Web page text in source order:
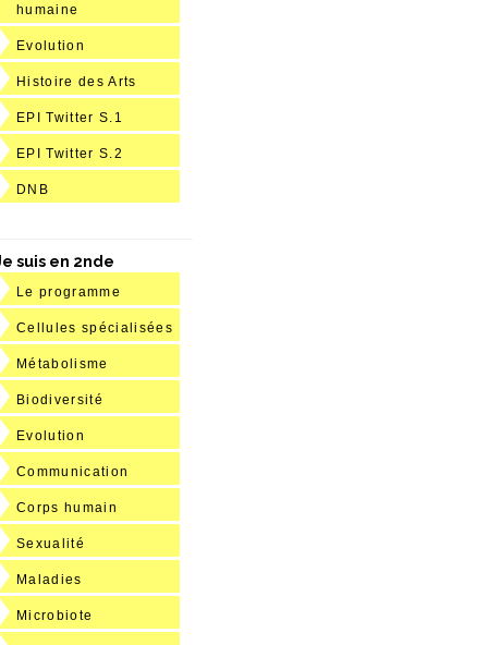
humaine
Evolution
Histoire des Arts
EPI Twitter S.1
EPI Twitter S.2
DNB
suis en 2nde
Le programme
Cellules spécialisées
Métabolisme
Biodiversité
Evolution
Communication
Corps humain
Sexualité
Maladies
Microbiote